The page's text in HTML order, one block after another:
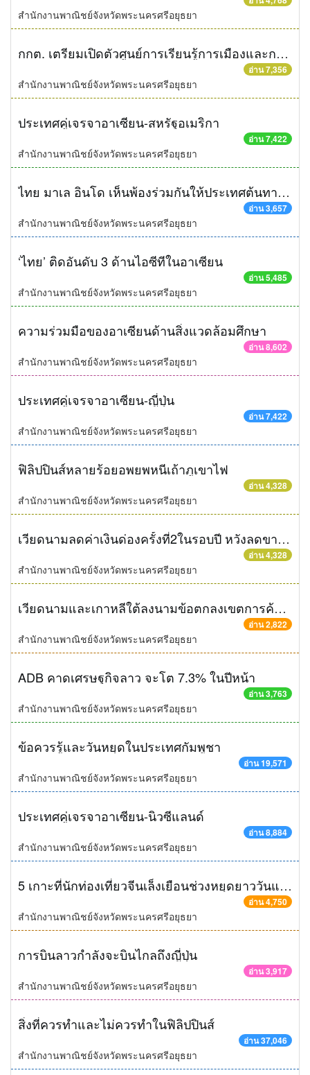
สำนักงานพาณิชย์จังหวัดพระนครศรีอยุธยา
กกต. เตรียมเปิดตัวศูนย์การเรียนรู้การเมืองและการเลือกตั้งอาเซียน
อ่าน 7,356
สำนักงานพาณิชย์จังหวัดพระนครศรีอยุธยา
ประเทศคู่เจรจาอาเซียน-สหรัฐอเมริกา
อ่าน 7,422
สำนักงานพาณิชย์จังหวัดพระนครศรีอยุธยา
ไทย มาเล อินโด เห็นพ้องร่วมกันให้ประเทศต้นทางทางผ่านและปลายทาง ร่วมกันแก้ไขปัญหาโรฮิงจา
อ่าน 3,657
สำนักงานพาณิชย์จังหวัดพระนครศรีอยุธยา
‘ไทย’ ติดอันดับ 3 ด้านไอซีทีในอาเซียน
อ่าน 5,485
สำนักงานพาณิชย์จังหวัดพระนครศรีอยุธยา
ความร่วมมือของอาเซียนด้านสิ่งแวดล้อมศึกษา
อ่าน 8,602
สำนักงานพาณิชย์จังหวัดพระนครศรีอยุธยา
ประเทศคู่เจรจาอาเซียน-ญี่่ปุ่น
อ่าน 7,422
สำนักงานพาณิชย์จังหวัดพระนครศรีอยุธยา
ฟิลิปปินส์หลายร้อยอพยพหนีเถ้าภูเขาไฟ
อ่าน 4,328
สำนักงานพาณิชย์จังหวัดพระนครศรีอยุธยา
เวียดนามลดค่าเงินด่องครั้งที่2ในรอบปี หวังลดขาดดุลการค้าอย่างหนัก
อ่าน 4,328
สำนักงานพาณิชย์จังหวัดพระนครศรีอยุธยา
เวียดนามและเกาหลีใต้ลงนามข้อตกลงเขตการค้าเสรี หลังจากใช้เวลาเจรจานาน 2 ปี
อ่าน 2,822
สำนักงานพาณิชย์จังหวัดพระนครศรีอยุธยา
ADB คาดเศรษฐกิจลาว จะโต 7.3% ในปีหน้า
อ่าน 3,763
สำนักงานพาณิชย์จังหวัดพระนครศรีอยุธยา
ข้อควรรู้และวันหยุดในประเทศกัมพูชา
อ่าน 19,571
สำนักงานพาณิชย์จังหวัดพระนครศรีอยุธยา
ประเทศคู่เจรจาอาเซียน-นิวซีแลนด์
อ่าน 8,884
สำนักงานพาณิชย์จังหวัดพระนครศรีอยุธยา
5 เกาะที่นักท่องเที่ยวจีนเล็งเยือนช่วงหยุดยาววันแรงงาน ไทยติดโผด้วย
อ่าน 4,750
สำนักงานพาณิชย์จังหวัดพระนครศรีอยุธยา
การบินลาวกำลังจะบินไกลถึงญี่ปุ่น
อ่าน 3,917
สำนักงานพาณิชย์จังหวัดพระนครศรีอยุธยา
สิ่งที่ควรทำและไม่ควรทำในฟิลิปปินส์
อ่าน 37,046
สำนักงานพาณิชย์จังหวัดพระนครศรีอยุธยา